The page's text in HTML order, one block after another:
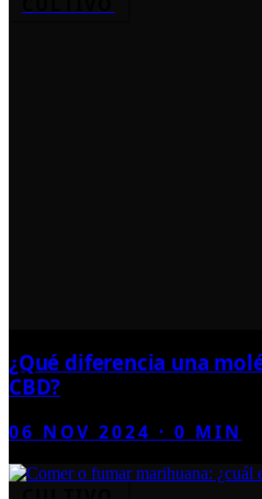
¿Qué diferencia una
CBD?
06 NOV 2024 ·0 MIN